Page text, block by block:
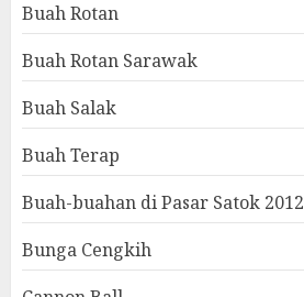
Buah Rotan
Buah Rotan Sarawak
Buah Salak
Buah Terap
Buah-buahan di Pasar Satok 2012
Bunga Cengkih